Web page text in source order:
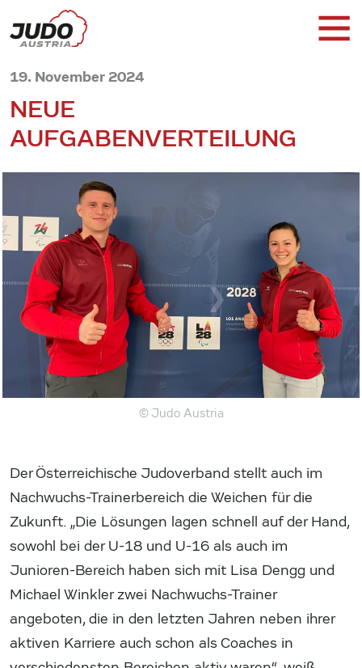
19. November 2024
NEUE
AUFGABENVERTEILUNG
© Judo Austria
Der Österreichische Judoverband stellt auch im
Nachwuchs-Trainerbereich die Weichen für die
Zukunft. „Die Lösungen lagen schnell auf der Hand,
sowohl bei der U-18 und U-16 als auch im
Junioren-Bereich haben sich mit Lisa Dengg und
Michael Winkler zwei Nachwuchs-Trainer
angeboten, die in den letzten Jahren neben ihrer
aktiven Karriere auch schon als Coaches in